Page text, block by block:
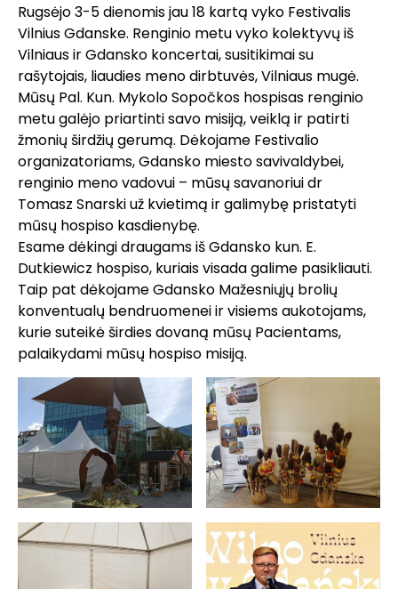
Rugsėjo 3-5 dienomis jau 18 kartą vyko Festivalis
Vilnius Gdanske. Renginio metu vyko kolektyvų iš
Vilniaus ir Gdansko koncertai, susitikimai su
rašytojais, liaudies meno dirbtuvės, Vilniaus mugė.
Mūsų Pal. Kun. Mykolo Sopočkos hospisas renginio
metu galėjo priartinti savo misiją, veiklą ir patirti
žmonių širdžių gerumą. Dėkojame Festivalio
organizatoriams, Gdansko miesto savivaldybei,
renginio meno vadovui – mūsų savanoriui dr
Tomasz Snarski už kvietimą ir galimybę pristatyti
mūsų hospiso kasdienybę.
Esame dėkingi draugams iš Gdansko kun. E.
Dutkiewicz hospiso, kuriais visada galime pasikliauti.
Taip pat dėkojame Gdansko Mažesniųjų brolių
konventualų bendruomenei ir visiems aukotojams,
kurie suteikė širdies dovaną mūsų Pacientams,
palaikydami mūsų hospiso misiją.